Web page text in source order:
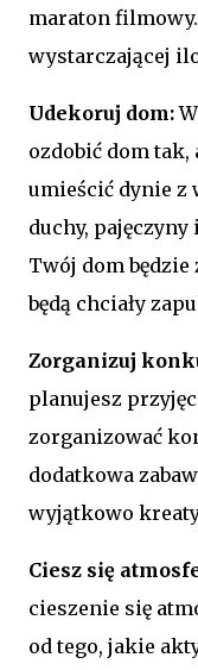
maraton
wystarczającej
Udekoruj dom:
ozdobić dom tak,
umieścić dynie z
duchy,
Twój dom będzie
będą chciały
Zorganizuj
planujesz
zorganizować
dodatkowa
wyjątkowo
Ciesz się
cieszenie się
od tego, jakie